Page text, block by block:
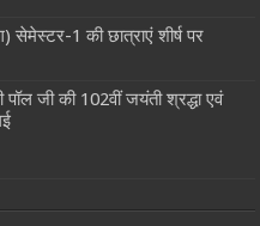
1 की छात्राएं शीर्ष पर
जी की 102वीं जयंती श्रद्धा एवं